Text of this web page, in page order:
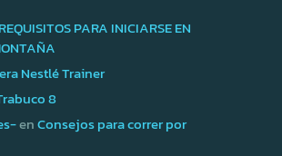
REQUISITOS PARA INICIARSE EN
Nestlé Trainer
8
enConsejos para correr por